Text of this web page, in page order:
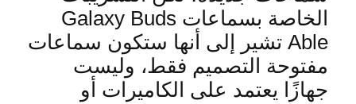
الخاصة بسماعات Galaxy Buds
Able تشير إلى أنها ستكون سماعات
مفتوحة التصميم فقط، وليست
جهازًا يعتمد على الكاميرات أو